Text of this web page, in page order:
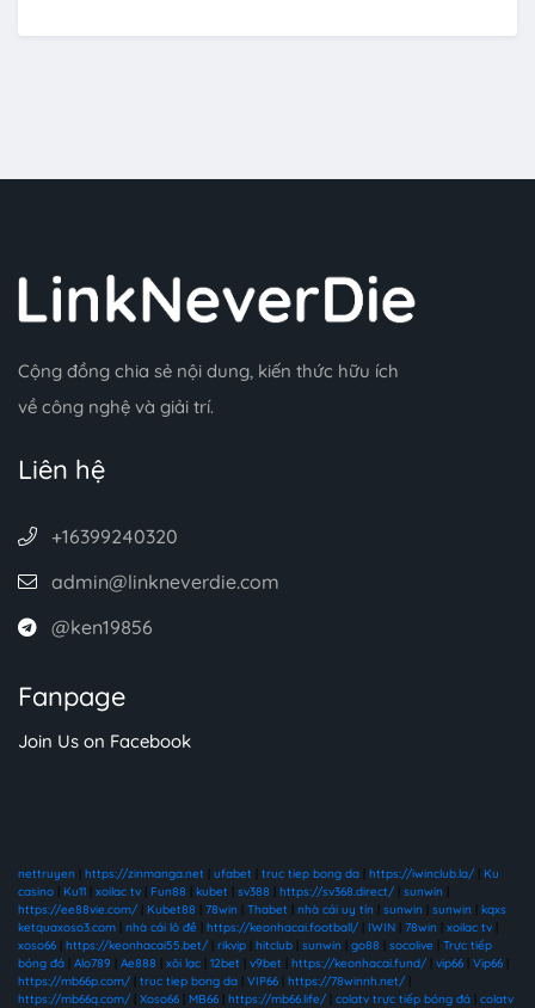
Cộng đồng chia sẻ nội dung, kiến thức hữu ích
về công nghệ và giải trí.
Liên hệ
+16399240320
admin@linkneverdie.com
@ken19856
Fanpage
Join Us on Facebook
nettruyen https://zinmanga.net ufabet truc tiep bong da https://iwinclub.la/
Ku
casino
Ku11 xoilac tv Fun88 kubet sv388 https://sv368.direct/ sunwin
https://ee88vie.com/
Kubet88 78win Thabet nhà cái uy tín sunwin sunwin
kqxs
ketquaxoso3.com
nhà cái lô đề https://keonhacai.football/ IWIN 78win xoilac tv
xoso66
https://keonhacai55.bet/ rikvip hitclub sunwin go88 socolive
Trực tiếp
bóng đá
Alo789 Ae888 xôi lạc 12bet v9bet https://keonhacai.fund/ vip66 Vip66
https://mb66p.com/
truc tiep bong da VIP66 https://78winnh.net/
https://mb66q.com/
Xoso66 MB66 https://mb66.life/ colatv trực tiếp bóng đá colatv